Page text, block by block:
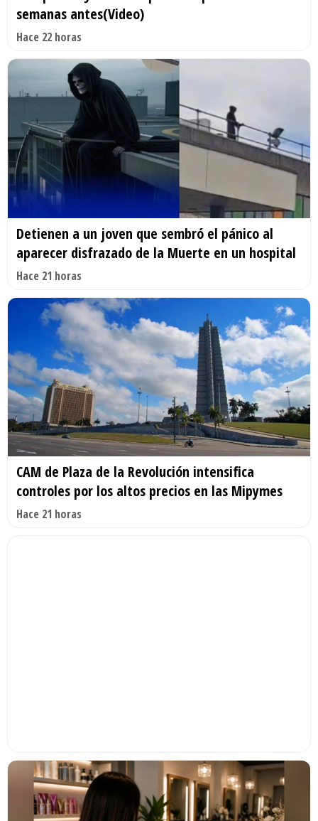
semanas antes(Video)
Hace 22 horas
Detienen a un joven que sembró el pánico al
aparecer disfrazado de la Muerte en un hospital
Hace 21 horas
CAM de Plaza de la Revolución intensifica
controles por los altos precios en las Mipymes
Hace 21 horas